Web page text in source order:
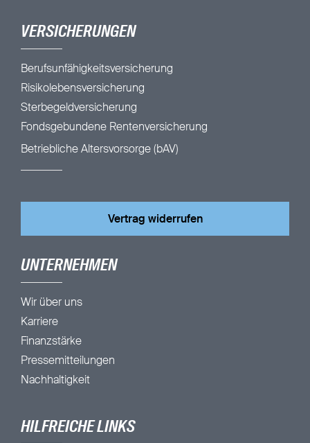
VERSICHERUNGEN
Berufsunfähigkeitsversicherung
Risikolebensversicherung
Sterbegeldversicherung
Fondsgebundene Rentenversicherung
Betriebliche Altersvorsorge (bAV)
Vertrag widerrufen
UNTERNEHMEN
Wir über uns
Karriere
Finanzstärke
Pressemitteilungen
Nachhaltigkeit
HILFREICHE LINKS